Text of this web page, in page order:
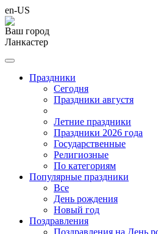
en-US
Ваш город
Ланкастер
Праздники
Cегодня
Праздники августя
Летние праздники
Праздники 2026 года
Государственные
Религиозные
По категориям
Популярные праздники
Все
День рождения
Новый год
Поздравления
Поздравления на День